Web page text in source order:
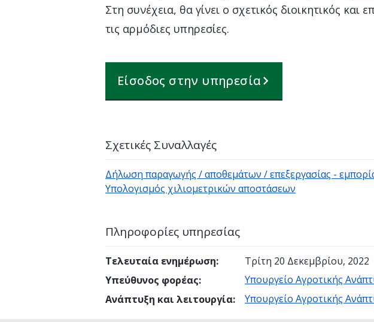
Στη συνέχεια, θα γίνει ο σχετικός διοικητικός και
τις αρμόδιες υπηρεσίες.
Είσοδος στην υπηρεσία
Σχετικές Συναλλαγές
Δήλωση παραγωγής / αποθεμάτων / επεξεργασίας -
Υπολογισμός χιλιομετρικών αποστάσεων
Πληροφορίες υπηρεσίας
Τελευταία ενημέρωση:
Τρίτη 20 Δεκεμβρίου, 2022
Υπεύθυνος φορέας:
Υπουργείο Αγροτικής
Ανάπτυξη και λειτουργία: Υπουργείο Αγροτικής